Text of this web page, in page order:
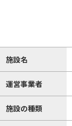
施設名
運営事業者
施設の種類